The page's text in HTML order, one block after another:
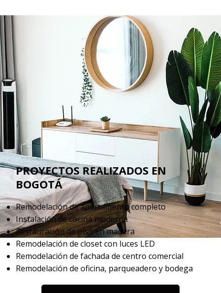
PROYECTOS REALIZADOS EN
BOGOTÁ
Remodelación de apartamento completo
Instalación de cocina moderna
Restauración de piso en madera
Remodelación de closet con luces LED
Remodelación de fachada de centro comercial
Remodelación de oficina, parqueadero y bodega